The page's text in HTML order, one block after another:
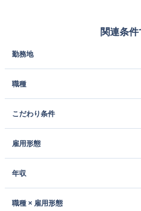
関連条
勤務地
職種
こだわり条件
雇用形態
年収
職種 × 雇用形態